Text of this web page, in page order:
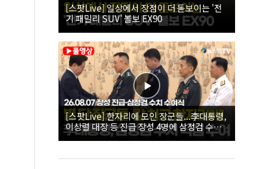
[스팟Live] 일상에서 장점이 더 돋보이는 '전
기 패밀리 SUV' 볼보 EX90
[스팟Live] 한자리에 모인 장군들...李대통령,
이상렬 대장 등 진급 장성 4명에 삼정검 수치
직접 수여｜26.08.07 장성 진급·삼정검 수치